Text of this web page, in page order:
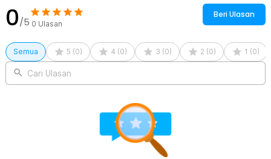
0/5 0 Ulasan
Beri Ulasan
Semua 5 (0) 4 (0) 3 (0) 2 (0) 1 (0)
Cari Ulasan